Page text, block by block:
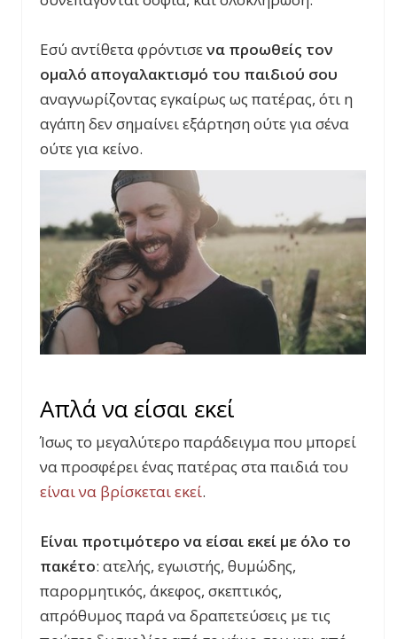
Εσύ αντίθετα φρόντισενα προωθείς τον
ομαλό απογαλακτισμό του παιδιού σου
αναγνωρίζοντας εγκαίρως ως πατέρας, ότι η
αγάπη δεν σημαίνει εξάρτηση ούτε για σένα
ούτε για κείνο.
Απλά να είσαι εκεί
Ίσως το μεγαλύτερο παράδειγμα που μπορεί
να προσφέρει ένας πατέρας στα παιδιά του
είναι να βρίσκεται εκεί.
Είναι προτιμότερο να είσαι εκεί με όλο το
πακέτο: ατελής, εγωιστής, θυμώδης,
παρορμητικός, άκεφος, σκεπτικός,
απρόθυμος παρά να δραπετεύσεις με τις